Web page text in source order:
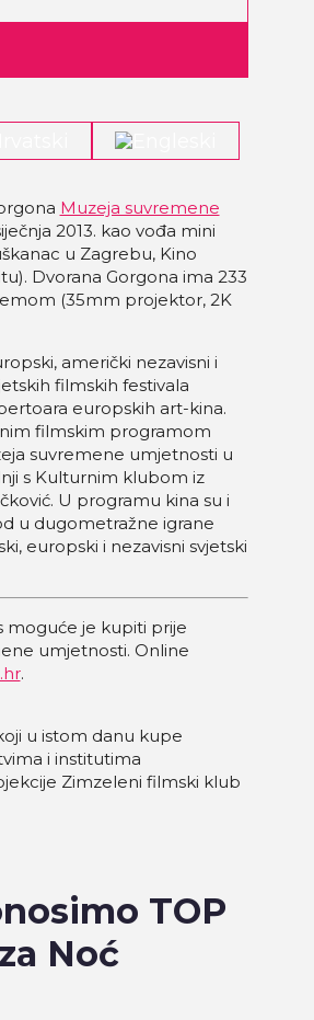
Muzeja suvremene
2013. kao vođa mini
u Zagrebu, Kino
Dvorana Gorgona ima 233
(35mm projektor, 2K
američki nezavisni i
filmskih festivala
europskih art-kina.
filmskim programom
suvremene umjetnosti u
s Kulturnim klubom iz
U programu kina su i
u dugometražne igrane
europski i nezavisni svjetski
moguće je kupiti prije
umjetnosti. Online
.
u istom danu kupe
i institutima
Zimzeleni filmski klub
TOP
Noć